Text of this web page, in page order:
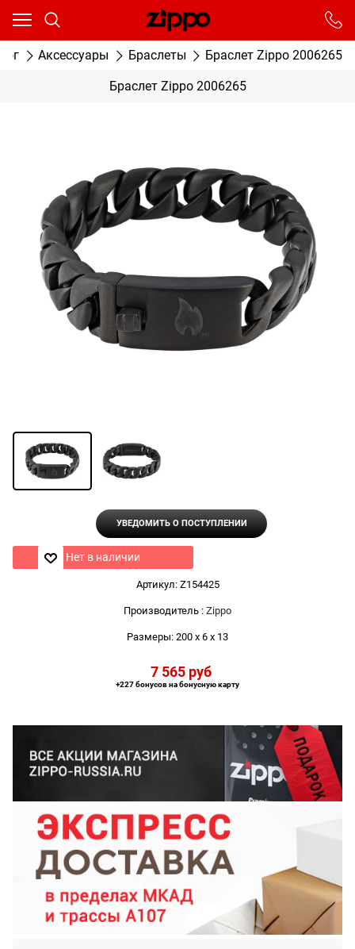
Аксессуары Браслеты Браслет Zippo 2006265
Браслет Zippo 2006265
УВЕДОМИТЬ О ПОСТУПЛЕНИИ
Нет в наличии
Артикул: Z154425
Производитель : Zippo
Размеры: 200 x 6 x 13
7 565 руб
+227 бонусов на бонусную карту
Ваш город - Москва,
От выбранного города зависят сроки доставки